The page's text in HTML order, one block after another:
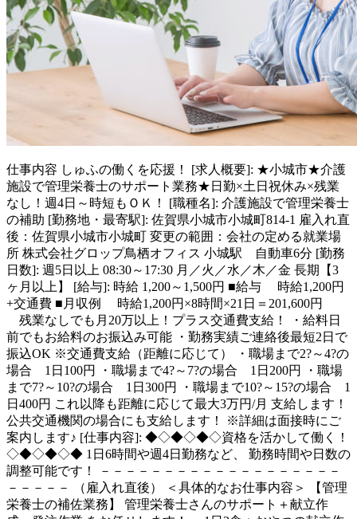
仕事内容 しゅふの働くを応援！ [求人概要]: ★小城市★介護
施設で管理栄養士のサポート業務★日勤×土日祝休み×残業
なし！週4日～時短もＯＫ！ [職種名]: 介護施設で管理栄養士
の補助 [勤務地・最寄駅]: 佐賀県小城市小城町814-1 雇入れ直
後：佐賀県小城市小城町 変更の範囲：会社の定める就業場
所 株式会社グロップ鳥栖オフィス 小城駅 自動車6分 [勤務
日数]: 週5日以上 08:30～17:30 月／火／水／木／金 長期【3
ヶ月以上】 [給与]: 時給 1,200～1,500円 ■給与 時給1,200円
+交通費 ■月収例 時給1,200円×8時間×21日＝201,600円
残業なしでも月20万以上！プラス交通費支給！ ・給料日
前でもお給料のお振込み可能 ・勤務実績ご連絡後最短2日で
振込OK ※交通費支給（距離に応じて） ・職場まで2?～4?の
場合 1日100円 ・職場まで4?～7?の場合 1日200円 ・職場
まで7?～10?の場合 1日300円 ・職場まで10?～15?の場合 1
日400円 これ以降も距離に応じて最大3万円/月 支給します！
公共交通機関の場合にも支給します！ ※詳細は面接時にご
案内します♪ [仕事内容]: ◆◇◆◇◆◇資格を活かして働く！
◇◆◇◆◇◆ 1日6時間や週4日勤務など、 勤務時間や日数の
調整可能です！ －－－－－－－－－－－－－－－－－－－
－－－－－ （雇入れ直後） ＜具体的なお仕事内容＞ 【管理
栄養士の補佐業務】 管理栄養士さんのサポート＋献立作